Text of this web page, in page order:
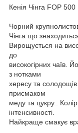
Кенія Чінга FOP
Чорний
Чінга що
Вирощується на
до
високогірних чаїв.
з нотками
хересу та
присмаком
меду та цукру..
інтенсивності.
Найкраще смакує